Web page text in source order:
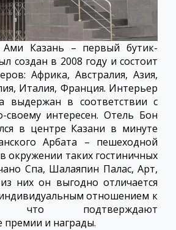
Ами Казань – первый бутик-
создан в 2008 году и состоит
Африка, Австралия, Азия,
Италия, Франция. Интерьер
выдержан в соответствии с
своему интересен. Отель Бон
в центре Казани в минуте
Арбата – пешеходной
окружении таких гостиничных
Спа, Шалаяпин Палас, Арт,
них он выгодно отличается
отношением к
что подтверждают
премии и награды.